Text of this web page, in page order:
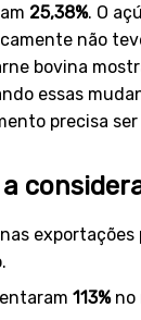
25,38%. O
não
bovina
essas
precisa
exportações
113%no